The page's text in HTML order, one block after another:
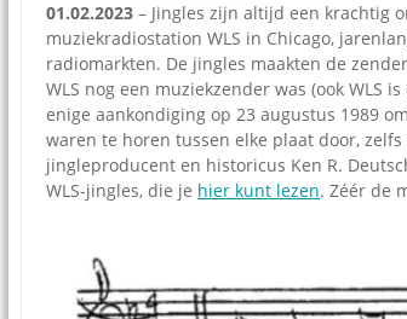
01.02.2023 – Jingles zijn altijd een krachtig
muziekradiostation WLS in Chicago,
radiomarkten. De jingles maakten de
WLS nog een muziekzender was (ook WLS
enige aankondiging op 23 augustus 1989
waren te horen tussen elke plaat door,
jingleproducent en historicus Ken R.
WLS-jingles, die je hier kunt lezen. Zéér de